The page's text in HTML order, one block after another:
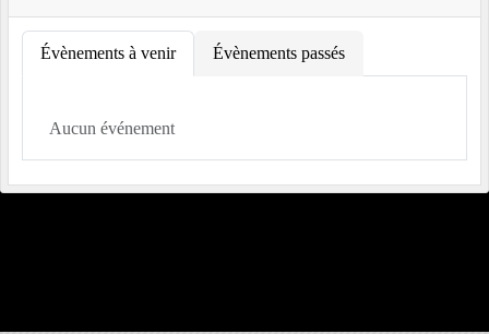
Évènements à venir Évènements passés
Aucun événement